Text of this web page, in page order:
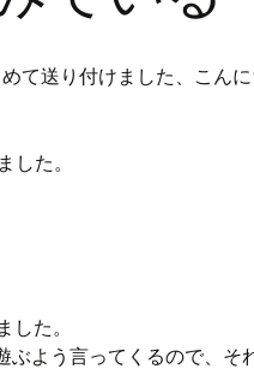
て送り付けました、こん
た。
た。
よう言ってくるので、そ